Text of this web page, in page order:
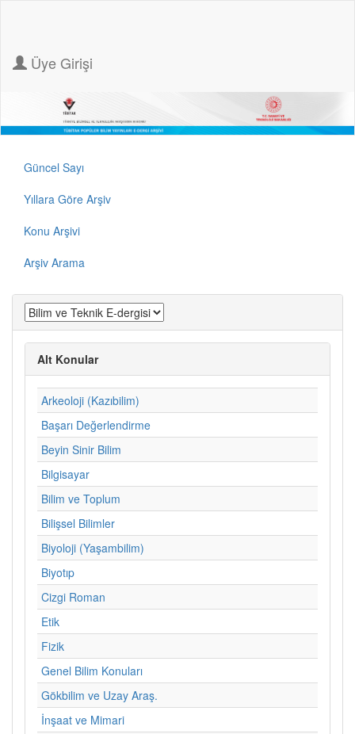
Üye Girişi
Güncel Sayı
Yıllara Göre Arşiv
Konu Arşivi
Arşiv Arama
Alt Konular
Arkeoloji (Kazıbilim)
Başarı Değerlendirme
Beyin Sinir Bilim
Bilgisayar
Bilim ve Toplum
Bilişsel Bilimler
Biyoloji (Yaşambilim)
Biyotıp
Cizgi Roman
Etik
Fizik
Genel Bilim Konuları
Gökbilim ve Uzay Araş.
İnşaat ve Mimari